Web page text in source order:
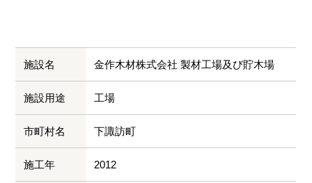
施設名 金作木材株式会社 製材工場及び貯木場
施設用途 工場
市町村名 下諏訪町
施工年 2012